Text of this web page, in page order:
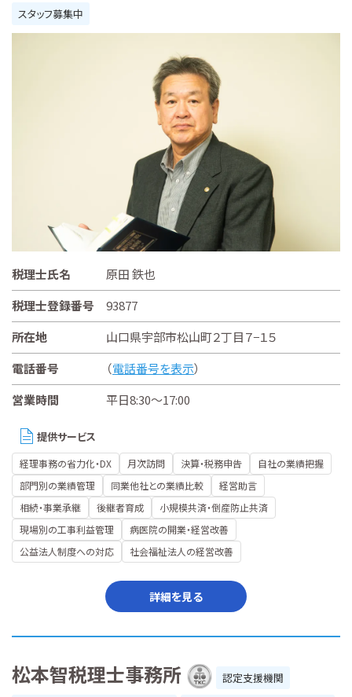
スタッフ募集中
税理士氏名
原田 鉄也
税理士登録番号
93877
所在地
山口県宇部市松山町２丁目７−１５
電話番号
（電話番号を表示）
営業時間
平日8:30～17:00
提供サービス
経理事務の省力化・DX 月次訪問 決算・税務申告
自社の業績把握
部門別の業績管理
同業他社との業績比較
経営助言
相続・事業承継
後継者育成
小規模共済・倒産防止共済
現場別の工事利益管理
病医院の開業・経営改善
公益法人制度への対応
社会福祉法人の経営改善
詳細を見る
松本智税理士事務所
認定支援機関